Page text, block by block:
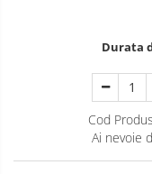
Durata
Cod
Ai nevoie